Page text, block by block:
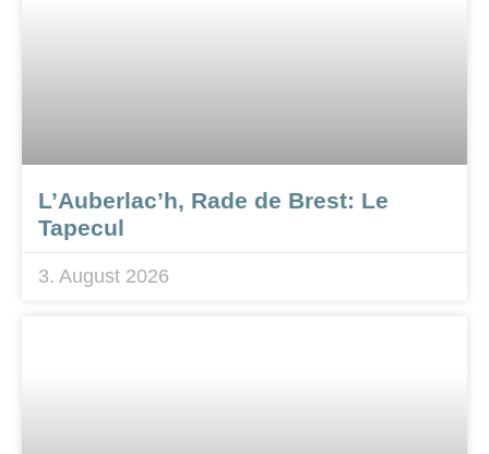
L’Auberlac’h, Rade de Brest: Le
Tapecul
3. August 2026